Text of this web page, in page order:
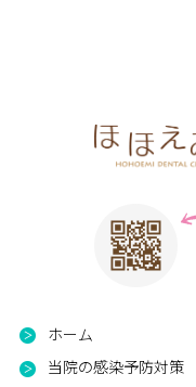
ホーム
当院の感染予防対策